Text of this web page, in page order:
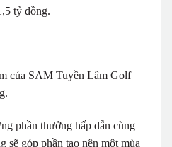
tỷ đồng.
của SAM Tuyền Lâm Golf
phần thưởng hấp dẫn cùng
sẽ góp phần tạo nên một mùa